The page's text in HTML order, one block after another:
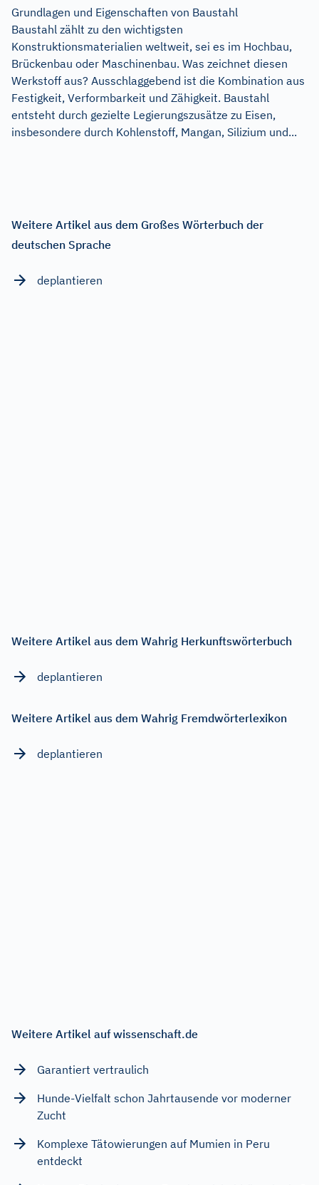
Grundlagen und Eigenschaften von Baustahl
Baustahl zählt zu den wichtigsten
Konstruktionsmaterialien weltweit, sei es im Hochbau,
Brückenbau oder Maschinenbau. Was zeichnet diesen
Werkstoff aus? Ausschlaggebend ist die Kombination aus
Festigkeit, Verformbarkeit und Zähigkeit. Baustahl
entsteht durch gezielte Legierungszusätze zu Eisen,
insbesondere durch Kohlenstoff, Mangan, Silizium und...
Weitere Artikel aus dem Großes Wörterbuch der
deutschen Sprache
deplantieren
Weitere Artikel aus dem Wahrig Herkunftswörterbuch
deplantieren
Weitere Artikel aus dem Wahrig Fremdwörterlexikon
deplantieren
Weitere Artikel auf wissenschaft.de
Garantiert vertraulich
Hunde-Vielfalt schon Jahrtausende vor moderner
Zucht
Komplexe Tätowierungen auf Mumien in Peru
entdeckt